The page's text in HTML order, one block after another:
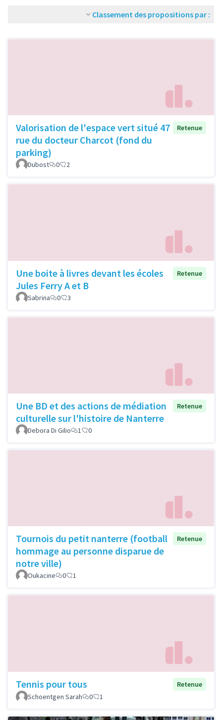
Classement des propositions par :
Valorisation de l'espace vert situé 47
rue du docteur Charcot (fond du
parking)
Retenue
Dubost 0 2
Une boite à livres devant les écoles
Jules Ferry A et B
Retenue
Sabrina 0 3
Une BD et des actions de médiation
culturelle sur l'histoire de Nanterre
Retenue
Debora Di Gilio 1 0
Tournois du petit nanterre (football
hommage au personne disparue de
notre ville)
Retenue
Oukacine 0 1
Tennis pour tous
Retenue
Schoentgen Sarah
0 1